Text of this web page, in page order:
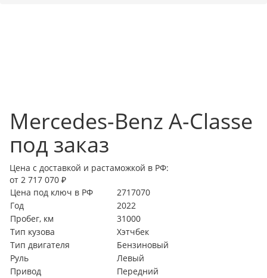
Mercedes-Benz A-Classe
под заказ
Цена с доставкой и растаможкой в РФ:
от 2 717 070 ₽
Цена под ключ в РФ
2717070
Год
2022
Пробег, км
31000
Тип кузова
Хэтчбек
Тип двигателя
Бензиновый
Руль
Левый
Привод
Передний